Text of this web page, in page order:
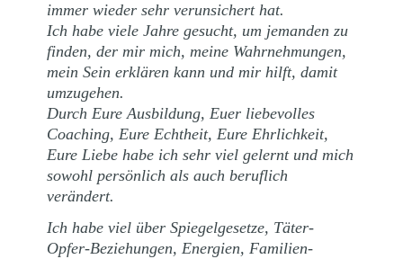
immer wieder sehr verunsichert hat.
Ich habe viele Jahre gesucht, um jemanden zu
finden, der mir mich, meine Wahrnehmungen,
mein Sein erklären kann und mir hilft, damit
umzugehen.
Durch Eure Ausbildung, Euer liebevolles
Coaching, Eure Echtheit, Eure Ehrlichkeit,
Eure Liebe habe ich sehr viel gelernt und mich
sowohl persönlich als auch beruflich
verändert.
Ich habe viel über Spiegelgesetze, Täter-
Opfer-Beziehungen, Energien, Familien-